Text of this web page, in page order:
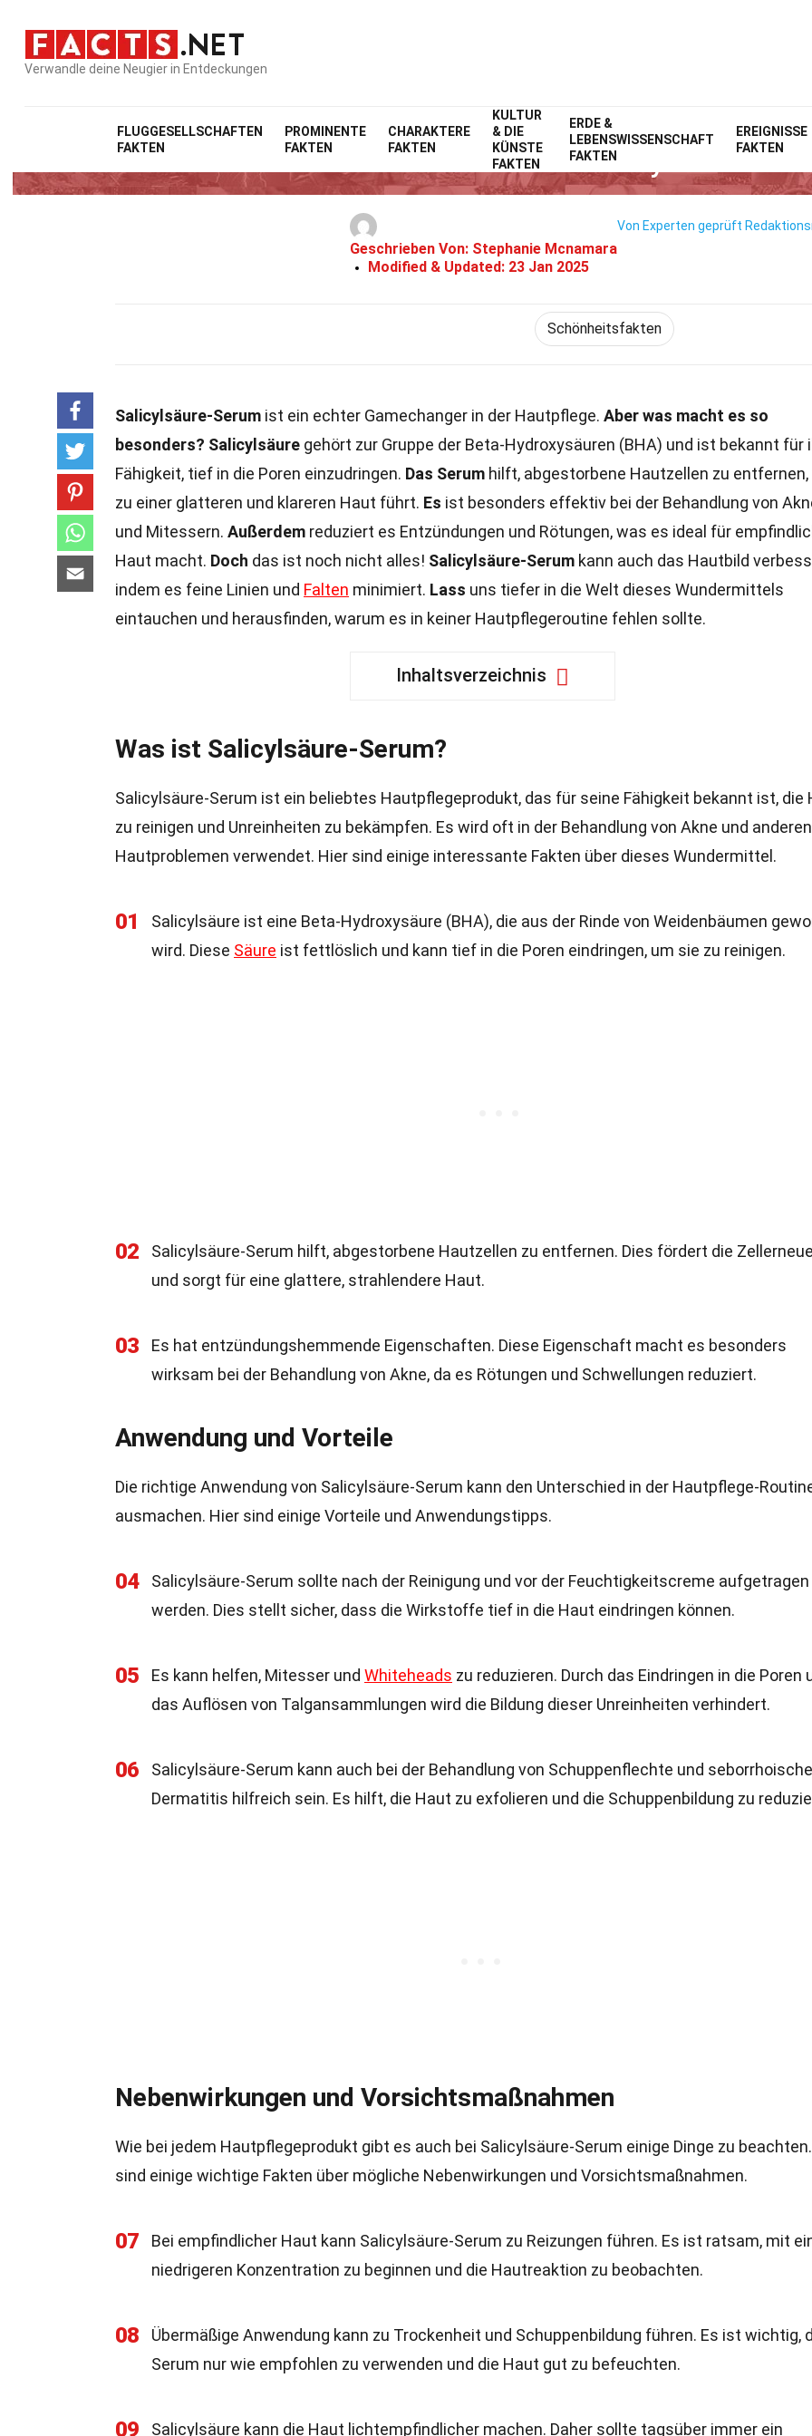
Verwandle deine Neugier in Entdeckungen
FLUGGESELLSCHAFTEN
FAKTEN
PROMINENTE
FAKTEN
CHARAKTERE
FAKTEN
KULTUR
& DIE
KÜNSTE
FAKTEN
ERDE &
LEBENSWISSENSCHAFT
FAKTEN
EREIGNISSE
FAKTEN
Home Lebensstil
15 Fakten Über Salicylsäure-
Geschrieben Von: Stephanie Mcnamara
Modified & Updated: 23 Jan 2025
Von Experten geprüft
Schönheitsfakten
Salicylsäure-Serum ist ein echter Gamechanger in der Hautpflege. Aber was macht es so
besonders? Salicylsäure gehört zur Gruppe der Beta-Hydroxysäuren (BHA) und ist bekannt für
Fähigkeit, tief in die Poren einzudringen. Das Serum hilft, abgestorbene Hautzellen zu entfernen,
zu einer glatteren und klareren Haut führt. Es ist besonders effektiv bei der Behandlung von
und Mitessern. Außerdem reduziert es Entzündungen und Rötungen, was es ideal für
Haut macht. Doch das ist noch nicht alles! Salicylsäure-Serum kann auch das Hautbild
indem es feine Linien und Falten minimiert. Lass uns tiefer in die Welt dieses Wundermittels
eintauchen und herausfinden, warum es in keiner Hautpflegeroutine fehlen sollte.
Inhaltsverzeichnis
Was ist Salicylsäure-Serum?
Salicylsäure-Serum ist ein beliebtes Hautpflegeprodukt, das für seine Fähigkeit bekannt ist, die
zu reinigen und Unreinheiten zu bekämpfen. Es wird oft in der Behandlung von Akne und anderen
Hautproblemen verwendet. Hier sind einige interessante Fakten über dieses Wundermittel.
01
Salicylsäure ist eine Beta-Hydroxysäure (BHA), die aus der Rinde von Weidenbäumen
wird. Diese Säure ist fettlöslich und kann tief in die Poren eindringen, um sie zu reinigen.
02
Salicylsäure-Serum hilft, abgestorbene Hautzellen zu entfernen. Dies fördert die
und sorgt für eine glattere, strahlendere Haut.
03
Es hat entzündungshemmende Eigenschaften. Diese Eigenschaft macht es besonders
wirksam bei der Behandlung von Akne, da es Rötungen und Schwellungen reduziert.
Anwendung und Vorteile
Die richtige Anwendung von Salicylsäure-Serum kann den Unterschied in der Hautpflege-
ausmachen. Hier sind einige Vorteile und Anwendungstipps.
04
Salicylsäure-Serum sollte nach der Reinigung und vor der Feuchtigkeitscreme aufgetragen
werden. Dies stellt sicher, dass die Wirkstoffe tief in die Haut eindringen können.
05 Es kann helfen, Mitesser und Whiteheads zu reduzieren. Durch das Eindringen in die Poren
das Auflösen von Talgansammlungen wird die Bildung dieser Unreinheiten verhindert.
06
Salicylsäure-Serum kann auch bei der Behandlung von Schuppenflechte und
Dermatitis hilfreich sein. Es hilft, die Haut zu exfolieren und die Schuppenbildung zu
Nebenwirkungen und Vorsichtsmaßnahmen
Wie bei jedem Hautpflegeprodukt gibt es auch bei Salicylsäure-Serum einige Dinge zu
sind einige wichtige Fakten über mögliche Nebenwirkungen und Vorsichtsmaßnahmen.
07
Bei empfindlicher Haut kann Salicylsäure-Serum zu Reizungen führen. Es ist ratsam, mit
niedrigeren Konzentration zu beginnen und die Hautreaktion zu beobachten.
08
Übermäßige Anwendung kann zu Trockenheit und Schuppenbildung führen. Es ist wichtig,
Serum nur wie empfohlen zu verwenden und die Haut gut zu befeuchten.
09 Salicylsäure kann die Haut lichtempfindlicher machen. Daher sollte tagsüber immer ein